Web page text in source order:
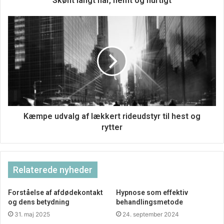
Kæmpe udvalg af lækkert rideudstyr til hest og
rytter
Relaterede nyheder
Forståelse af afdødekontakt
og dens betydning
31. maj 2025
Hypnose som effektiv
behandlingsmetode
24. september 2024